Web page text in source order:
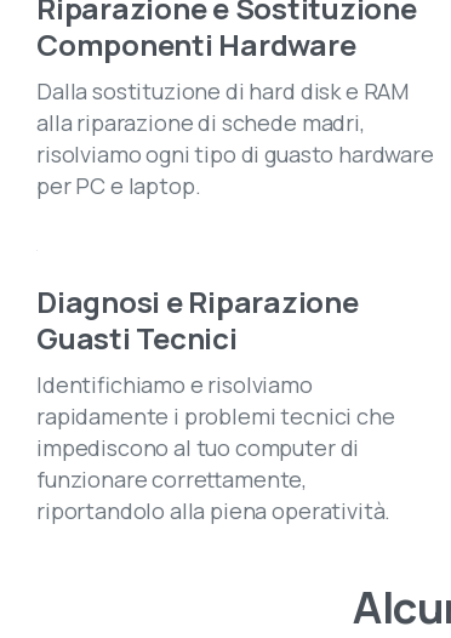
Riparazione e Sostituzione
Componenti Hardware
Dalla sostituzione di hard disk e RAM
alla riparazione di schede madri,
risolviamo ogni tipo di guasto hardware
per PC e laptop.
Diagnosi e Riparazione
Guasti Tecnici
Identifichiamo e risolviamo
rapidamente i problemi tecnici che
impediscono al tuo computer di
funzionare correttamente,
riportandolo alla piena operatività.